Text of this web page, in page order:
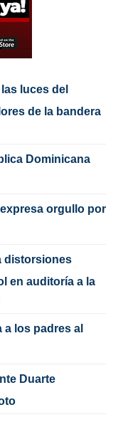
luces del
de la bandera
Dominicana
orgullo por
distorsiones
en auditoría a la
a los padres al
Duarte